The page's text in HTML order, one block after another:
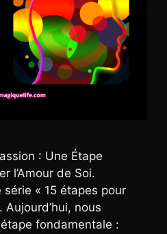
: Une Étape
l’Amour de Soi.
« 15 étapes pour
Aujourd’hui, nous
fondamentale :